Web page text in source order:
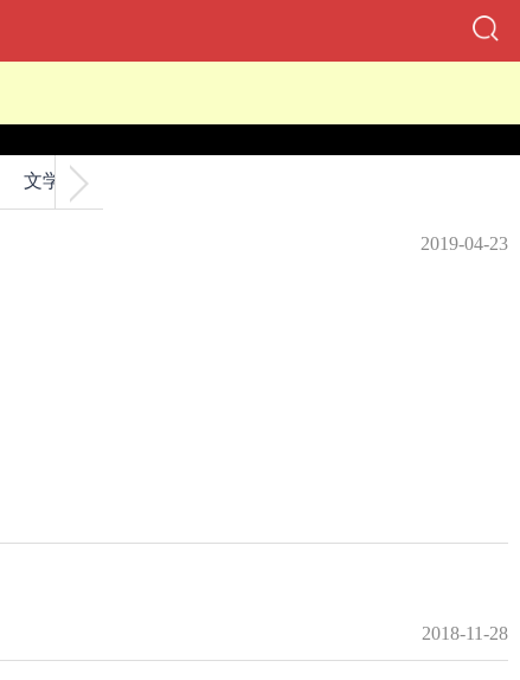
文学
2019-04-23
2018-11-28